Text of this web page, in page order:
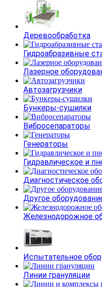
Деревообработка
Гидроабразивные
Лазерное
Автозагрузчики
Бункеры-сушилки
Вибросепараторы
Генераторы
Гидравлическое и
Диагностическое
Другое
Железнодорожное
Испытательное
Линии грануляции